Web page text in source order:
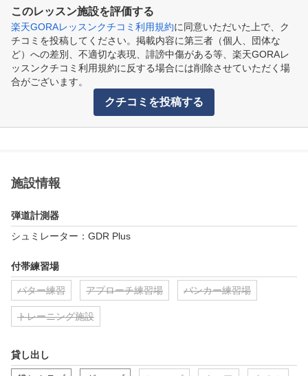
このレッスン施設を評価する
楽天GORAレッスンクチコミ利用規約に同意いただいた上で、ク
チコミを投稿してください。掲載内容に第三者（個人、団体な
ど）への差別、不適切な表現、誹謗中傷がある等、楽天GORAレ
ッスンクチコミ利用規約に反する場合には削除させていただく場
合がございます。
クチコミを投稿する
施設情報
弾道計測器
シュミレーター：GDR Plus
付帯練習場
パター練習 アプローチ練習場 バンカー練習場
トレーニング施設
貸し出し